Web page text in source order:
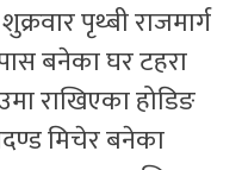
पृथ्बी राजमार्ग
बनेका घर टहरा
राखिएका होडिङ
मिचेर बनेका